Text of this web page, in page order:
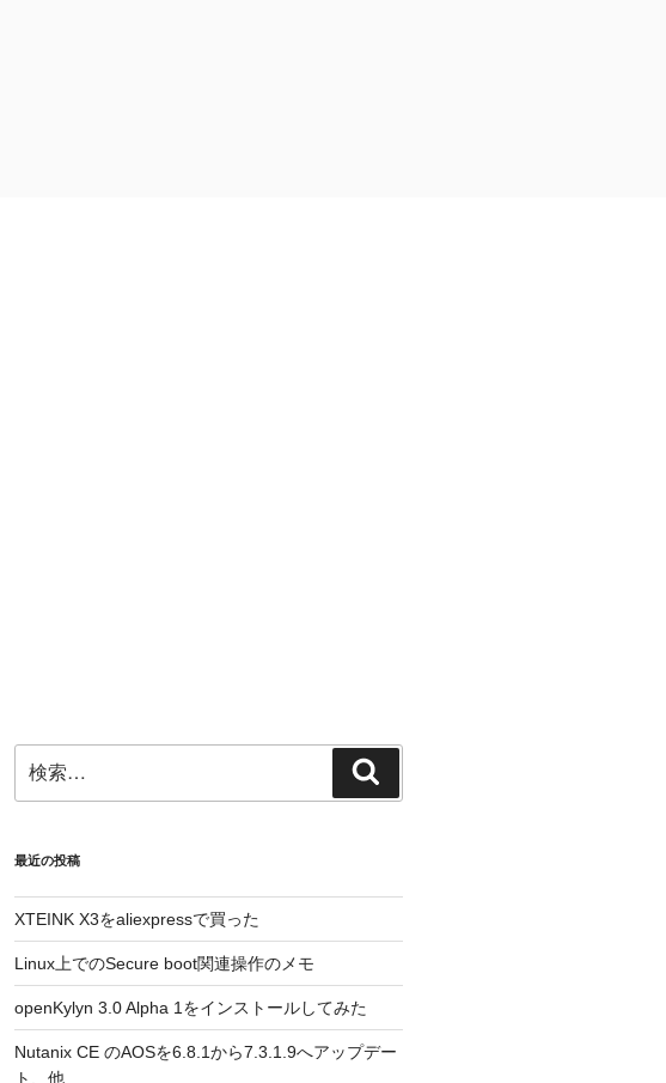
索:
索
最近の投稿
XTEINK X3をaliexpressで買った
Linux上でのSecure boot関連操作のメモ
openKylyn 3.0 Alpha 1をインストールしてみた
Nutanix CE のAOSを6.8.1から7.3.1.9へアップデー
ト、他